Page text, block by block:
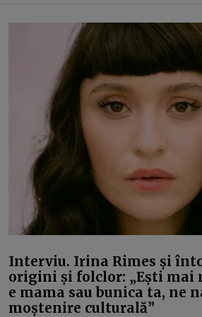
Interviu. Irina Rimes și
origini și folclor: „Ești mai
e mama sau bunica ta, ne
moștenire culturală”